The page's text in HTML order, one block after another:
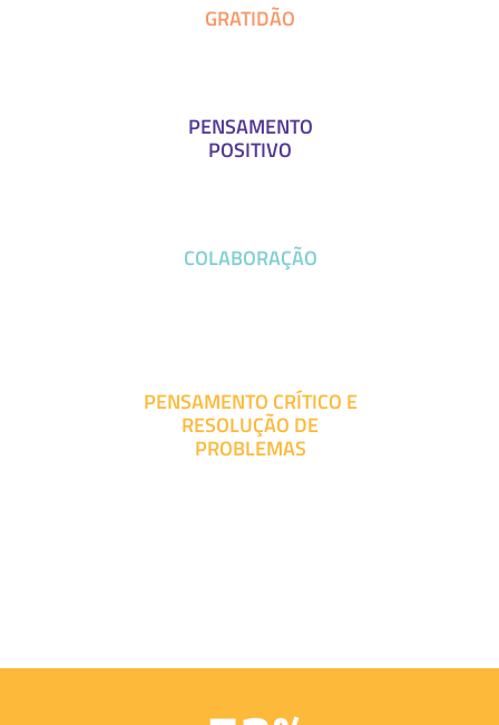
GRATIDÃO
PENSAMENTO
POSITIVO
COLABORAÇÃO
PENSAMENTO CRÍTICO E
RESOLUÇÃO DE
PROBLEMAS